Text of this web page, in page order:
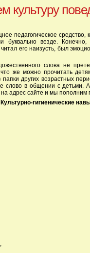
культуру
педагогическое
буквально везде. Конечно,
его наизусть, был
слова не
что же можно прочитать
папки других возрастных
слово в общении с детьми.
адрес сайте и мы
Культурно-гигиенические